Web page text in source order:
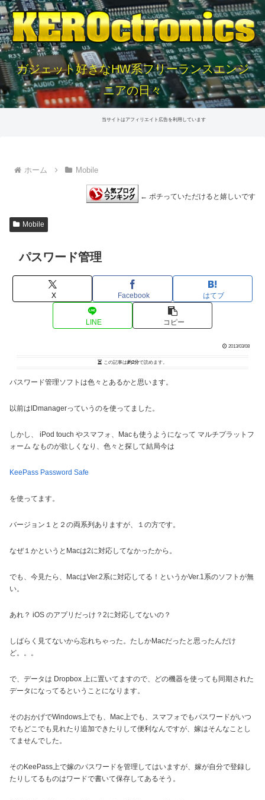
ガジェット好きなHW系フリーランスエンジ
ニアの日々
当サイトはアフィリエイト広告を利用しています
ホーム Mobile
← ポチっていただけると嬉しいです
Mobile
パスワード管理
X Facebook はてブ
LINE コピー
2013/03/08
この記事は約2分で読めます。
パスワード管理ソフトは色々とあるかと思います。
以前はIDmanagerっていうのを使ってました。
しかし、 iPod touch やスマフォ、Macも使うようになって マルチプラットフ
ォーム なものが欲しくなり、色々と探して結局今は
KeePass Password Safe
を使ってます。
バージョン１と２の両系列ありますが、１の方です。
なぜ１かというとMacは2に対応してなかったから。
でも、今見たら、MacはVer.2系に対応してる！というかVer.1系のソフトが無
い。
あれ？ iOS のアプリだっけ？2に対応してないの？
しばらく見てないから忘れちゃった。たしかMacだったと思ったんだけ
ど。。。
で、データは Dropbox 上に置いてますので、どの機器を使っても同期された
データになってるということになります。
そのおかげでWindows上でも、Mac上でも、スマフォでもパスワードがいつ
でもどこでも見れたり追加できたりして便利なんですが、嫁はそんなことし
てませんでした。
そのKeePass上で嫁のパスワードを管理してはいますが、嫁が自分で登録し
たりしてるものはワードで書いて保存してあるそう。